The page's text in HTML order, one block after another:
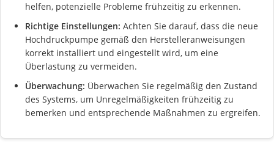
helfen, potenzielle Probleme frühzeitig zu erkennen.
Richtige Einstellungen: Achten Sie darauf, dass die neue
Hochdruckpumpe gemäß den Herstelleranweisungen
korrekt installiert und eingestellt wird, um eine
Überlastung zu vermeiden.
Überwachung: Überwachen Sie regelmäßig den Zustand
des Systems, um Unregelmäßigkeiten frühzeitig zu
bemerken und entsprechende Maßnahmen zu ergreifen.